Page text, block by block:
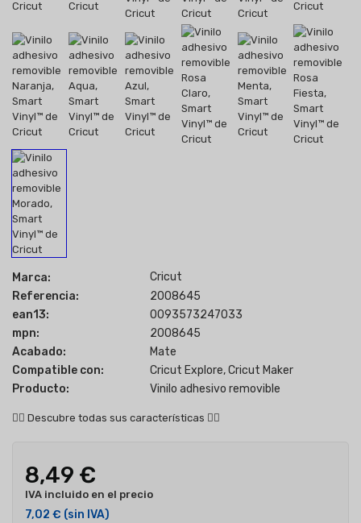
Marca:
Cricut
Referencia:
2008645
ean13:
0093573247033
mpn:
2008645
Acabado:
Mate
Compatible con:
Cricut Explore, Cricut Maker
Producto:
Vinilo adhesivo removible
👇🏻 Descubre todas sus características 👇🏻
8,49 €
IVA incluido en el precio
7,02 € (sin IVA)